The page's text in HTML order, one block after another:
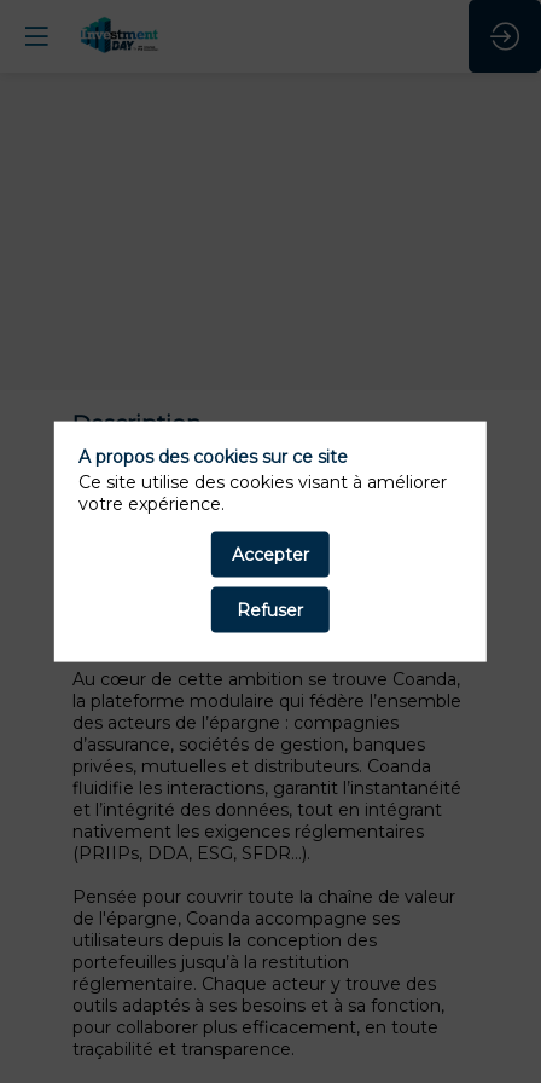
Description
Active Asset Allocation est une FinTech
spécialisée en ingénierie financière, reconnue
pour l’excellence de ses algorithmes
d’investissement. Sa mission est de donner à
chaque institution comme à chaque
investisseur les moyens d’atteindre
durablement leurs objectifs financiers, grâce à
une technologie de pointe et une expertise
Au cœur de cette ambition se trouve Coanda,
la plateforme modulaire qui fédère l’ensemble
des acteurs de l’épargne : compagnies
d’assurance, sociétés de gestion, banques
privées, mutuelles et distributeurs. Coanda
fluidifie les interactions, garantit l’instantanéité
et l’intégrité des données, tout en intégrant
nativement les exigences réglementaires
(PRIIPs, DDA, ESG, SFDR…).
Pensée pour couvrir toute la chaîne de valeur
de l'épargne, Coanda accompagne ses
utilisateurs depuis la conception des
portefeuilles jusqu’à la restitution
réglementaire. Chaque acteur y trouve des
outils adaptés à ses besoins et à sa fonction,
pour collaborer plus efficacement, en toute
traçabilité et transparence.
A propos des cookies sur ce site
Ce site utilise des cookies visant à améliorer
votre expérience.
Accepter
Refuser